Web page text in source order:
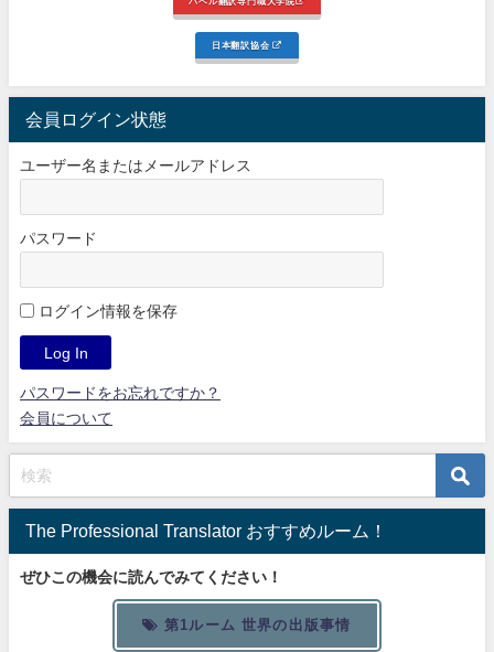
日本翻訳協会
会員ログイン状態
ユーザー名またはメールアドレス
パスワード
ログイン情報を保存
パスワードをお忘れですか？
会員について
The Professional Translator おすすめルーム！
ぜひこの機会に読んでみてください！
第1ルーム 世界の出版事情